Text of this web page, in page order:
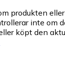
produkten
inte om
köpt den